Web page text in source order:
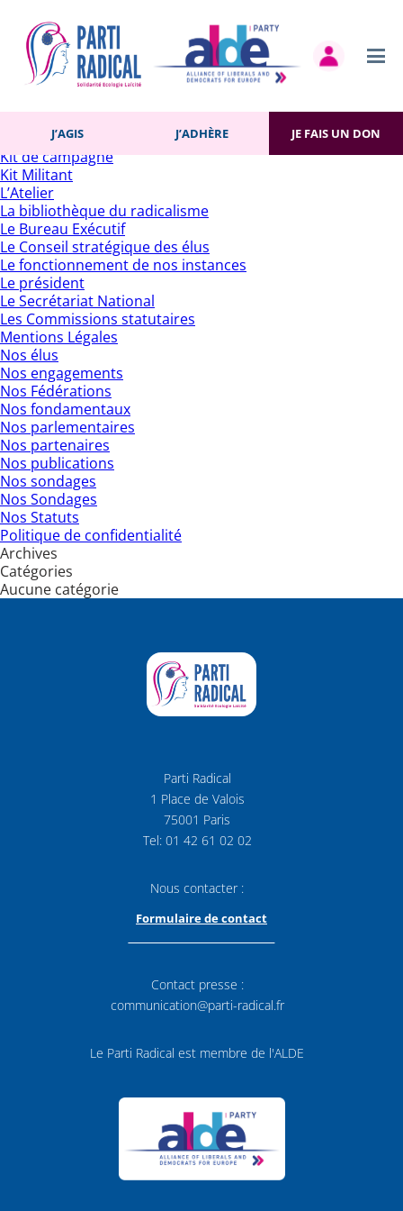
J’AGIS J’ADHÈRE JE FAIS UN DON
Pages
Accueil
Actualités
Contact
J’adhère
Kit de campagne
Kit Militant
L’Atelier
La bibliothèque du radicalisme
Le Bureau Exécutif
Le Conseil stratégique des élus
Le fonctionnement de nos instances
Le président
Le Secrétariat National
Les Commissions statutaires
Mentions Légales
Nos élus
Nos engagements
Nos Fédérations
Nos fondamentaux
Nos parlementaires
Nos partenaires
Nos publications
Nos sondages
Nos Sondages
Nos Statuts
Politique de confidentialité
Archives
Catégories
Aucune catégorie
Parti Radical
1 Place de Valois
75001 Paris
Tel: 01 42 61 02 02
Nous contacter :
Formulaire de contact
Contact presse :
communication@parti-radical.fr
Le Parti Radical est membre de l'ALDE